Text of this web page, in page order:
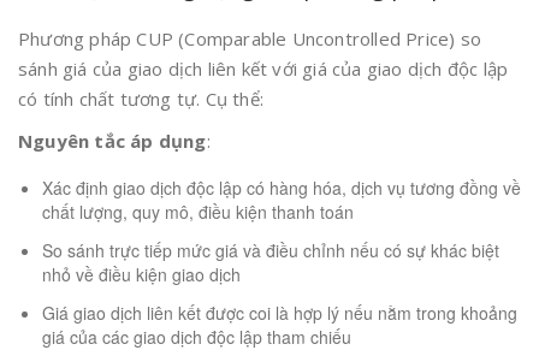
Phương pháp CUP (Comparable Uncontrolled Price) so
sánh giá của giao dịch liên kết với giá của giao dịch độc lập
có tính chất tương tự. Cụ thể:
Nguyên tắc áp dụng:
Xác định giao dịch độc lập có hàng hóa, dịch vụ tương đồng về
chất lượng, quy mô, điều kiện thanh toán
So sánh trực tiếp mức giá và điều chỉnh nếu có sự khác biệt
nhỏ về điều kiện giao dịch
Giá giao dịch liên kết được coi là hợp lý nếu nằm trong khoảng
giá của các giao dịch độc lập tham chiếu